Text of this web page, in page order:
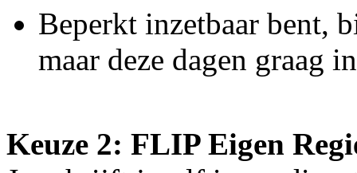
Beperkt inzetbaar bent,
maar deze dagen graag
Keuze 2: FLIP Eigen